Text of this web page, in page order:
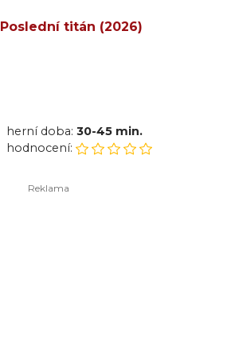
Poslední titán (2026)
herní doba: 30-45 min.
hodnocení: